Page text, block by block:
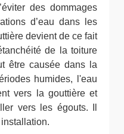
des dommages
d’eau dans les
devient de ce fait
de la toiture
être causée dans la
humides, l'eau
vers la gouttière et
vers les égouts. Il